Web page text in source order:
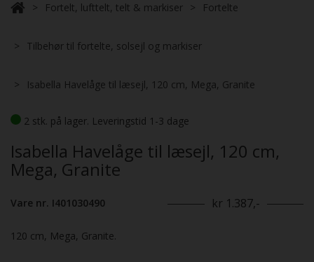
Fortelt, lufttelt, telt & markiser Fortelte
Tilbehør til fortelte, solsejl og markiser
Isabella Havelåge til læsejl, 120 cm, Mega, Granite
2 stk. på lager. Leveringstid 1-3 dage
Isabella Havelåge til læsejl, 120 cm,
Mega, Granite
Vare nr. I401030490 kr 1.387,-
120 cm, Mega, Granite.